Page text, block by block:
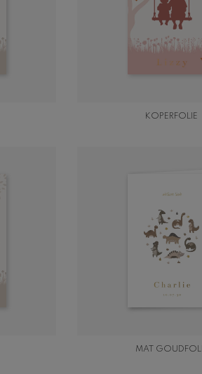
KOPERFOLIE
MAT